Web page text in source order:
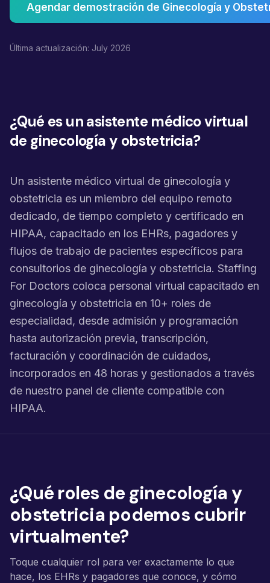
Agendar demostración de Ginecología y
Última actualización: July 2026
¿Qué es un asistente médico virtual
de ginecología y obstetricia?
Un asistente médico virtual de ginecología y
obstetricia es un miembro del equipo remoto
dedicado, de tiempo completo y certificado en
HIPAA, capacitado en los EHRs, pagadores y
flujos de trabajo de pacientes específicos para
consultorios de ginecología y obstetricia. Staffing
For Doctors coloca personal virtual capacitado en
ginecología y obstetricia en 10+ roles de
especialidad, desde admisión y programación
hasta autorización previa, transcripción,
facturación y coordinación de cuidados,
incorporados en 48 horas y gestionados a través
de nuestro panel de cliente compatible con
HIPAA.
¿Qué roles de ginecología y
obstetricia podemos cubrir
virtualmente?
Toque cualquier rol para ver exactamente lo que
hace, los EHRs y pagadores que conoce, y cómo